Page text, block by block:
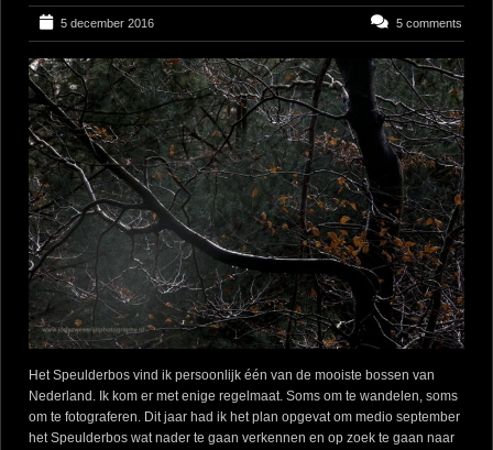
5 december 2016 5 comments
Het Speulderbos vind ik persoonlijk één van de mooiste bossen van
Nederland. Ik kom er met enige regelmaat. Soms om te wandelen, soms
om te fotograferen. Dit jaar had ik het plan opgevat om medio september
het Speulderbos wat nader te gaan verkennen en op zoek te gaan naar